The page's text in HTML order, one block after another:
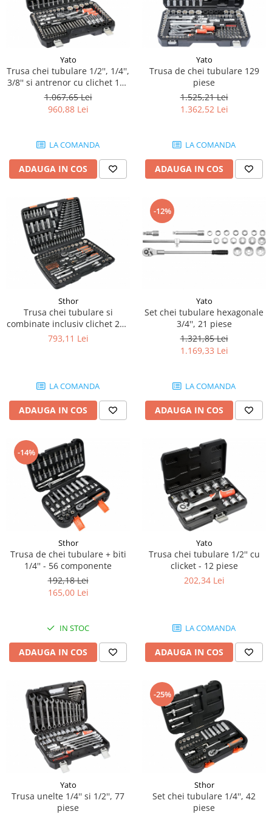
Ulei transmisie
Ulei de frana
Uleiuri speciale
Consumabile service
Vaseline
Spray service
Scule service
Solutii Reparatii
Solutii intretinere
Pasta curatat mainile
Piese cabina
Maneta schimbator
Chei
Maneta inversor
Maneta semnalizare
Stergatoare parbriz
Parbrize
Geamuri si parbrize
Maner usa
Alte componente din cabina
Oglinzi
Solutii intretinere cabina
Mecanica
Telescoape
Balamale
Inchizatori
Patine teflon
Bucse
Brate telescopice
Rezervor
Vas expansiune
Piese directie
Fuzeta
Pivoti
Cabluri mecanice
Inel rotire
Burduf
Piese Bucher Municipal
Piese Bruunet
Piese Boschung
Piese Bolinder-Munktell
Piese Boki
Piese Belloli
Piese Akerman
Pellenc
Piese Bimex
Piese Herkules
Piese Solaris
Piese Wirtgen
Piese MFH
Piese Laverda
Piese Grimme
Piese BM Tractors
Piese Bargam
Piese Paus
Piese Pasquali
Piese Moxy
Piese Moreau
Piese Montabert
Piese Messersi
Piese Maco Meudon
Piese Jenbacher
Piese Huki
Piese Holder
Piese Guidetti
Piese Etesia
Piese Egholm
Piese Ecoair
Piese CTE
Piese Belle Group
Piese Axeco
Yato
Trusa chei tubulare 1/2'', 1/4'',
3/8'' si antrenor cu clichet 128
piese
1.067,65 Lei
960,88 Lei
LA COMANDA
ADAUGA IN COS
Yato
Trusa de chei tubulare 129
piese
1.525,21 Lei
1.362,52 Lei
LA COMANDA
ADAUGA IN COS
Sthor
Trusa chei tubulare si
combinate inclusiv clichet 216
piese
793,11 Lei
LA COMANDA
ADAUGA IN COS
-12%
Yato
Set chei tubulare hexagonale
3/4'', 21 piese
1.321,85 Lei
1.169,33 Lei
LA COMANDA
ADAUGA IN COS
-14%
Sthor
Trusa de chei tubulare + biti
1/4'' - 56 componente
192,18 Lei
165,00 Lei
IN STOC
ADAUGA IN COS
Yato
Trusa chei tubulare 1/2'' cu
clicket - 12 piese
202,34 Lei
LA COMANDA
ADAUGA IN COS
Yato
Trusa unelte 1/4'' si 1/2'', 77
piese
-25%
Sthor
Set chei tubulare 1/4'', 42
piese